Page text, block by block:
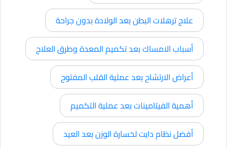
علاج ترهلات البطن بعد الولادة بدون جراحة
أسباب الامساك بعد تكميم المعدة وطرق العلاج
أعراض الارتشاح بعد عملية القلب المفتوح
أهمية الفيتامينات بعد عملية التكميم
أفضل نظام دايت لخسارة الوزن بعد العيد